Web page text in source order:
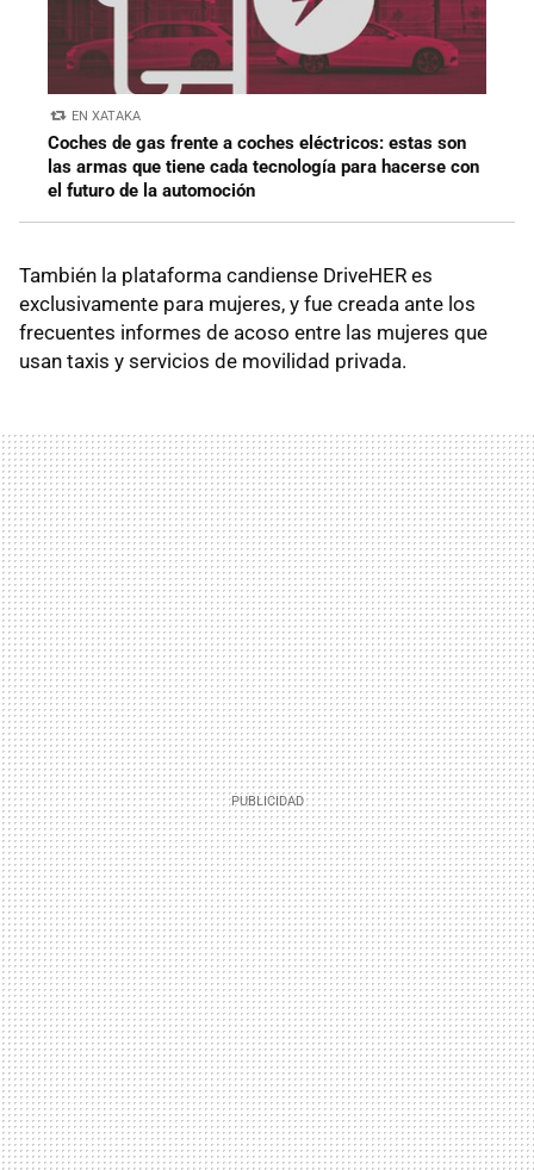
EN XATAKA
Coches de gas frente a coches eléctricos: estas son
las armas que tiene cada tecnología para hacerse con
el futuro de la automoción
También la plataforma candiense DriveHER es
exclusivamente para mujeres, y fue creada ante los
frecuentes informes de acoso entre las mujeres que
usan taxis y servicios de movilidad privada.